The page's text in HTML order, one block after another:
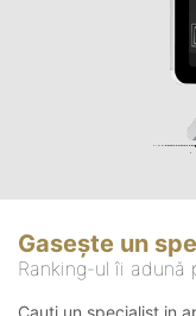
Gasește un
Ranking-ul îi
Cauți un specialist in